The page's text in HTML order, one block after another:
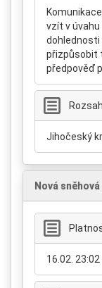
vzít v
dohlednosti
přizpůsobit
předpověď
Jihočeský
Nová
16.02.